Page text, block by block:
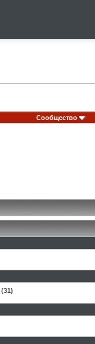
Сообщество
(31)